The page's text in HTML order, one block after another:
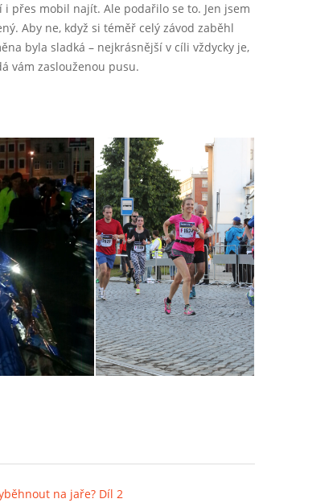
přes mobil najít. Ale podařilo se to. Jen jsem
Aby ne, když si téměř celý závod zaběhl
byla sladká – nejkrásnější v cíli vždycky je,
vám zaslouženou pusu.
na jaře? Díl 2